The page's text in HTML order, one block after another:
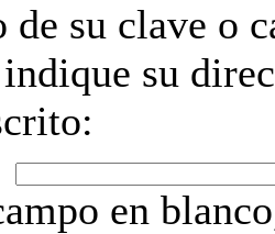
su clave o
su
en